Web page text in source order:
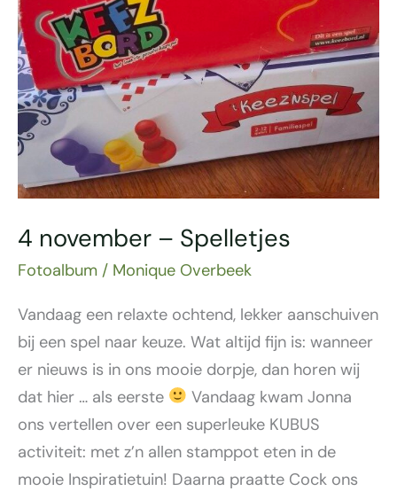
4 november – Spelletjes
Fotoalbum / Monique Overbeek
Vandaag een relaxte ochtend, lekker aanschuiven
bij een spel naar keuze. Wat altijd fijn is: wanneer
er nieuws is in ons mooie dorpje, dan horen wij
dat hier … als eerste
Vandaag kwam Jonna
ons vertellen over een superleuke KUBUS
activiteit: met z’n allen stamppot eten in de
mooie Inspiratietuin! Daarna praatte Cock ons